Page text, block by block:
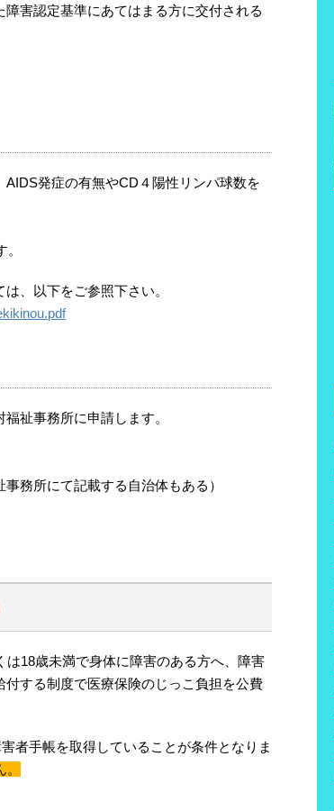
害認定基準にあてはまる方に交付される
発症の有無やCD４陽性リンパ球数を
、以下をご参照下さい。
祉事務所に申請します。
務所にて記載する自治体もある）
18歳未満で身体に障害のある方へ、障害
する制度で医療保険のじっこ負担を公費
者手帳を取得していることが条件となりま